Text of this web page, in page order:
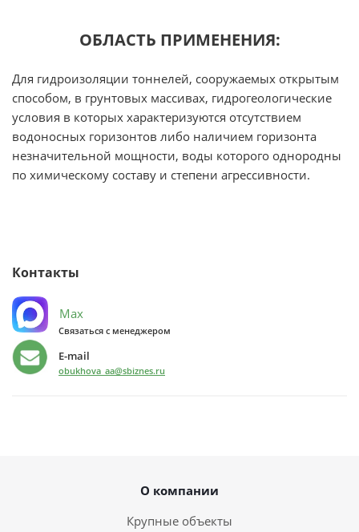
ОБЛАСТЬ ПРИМЕНЕНИЯ:
Для гидроизоляции тоннелей, сооружаемых открытым
способом, в грунтовых массивах, гидрогеологические
условия в которых характеризуются отсутствием
водоносных горизонтов либо наличием горизонта
незначительной мощности, воды которого однородны
по химическому составу и степени агрессивности.
Контакты
Max
Связаться с менеджером
E-mail
obukhova_aa@sbiznes.ru
О компании
Крупные объекты